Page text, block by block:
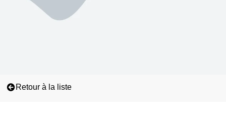
Retour à la liste